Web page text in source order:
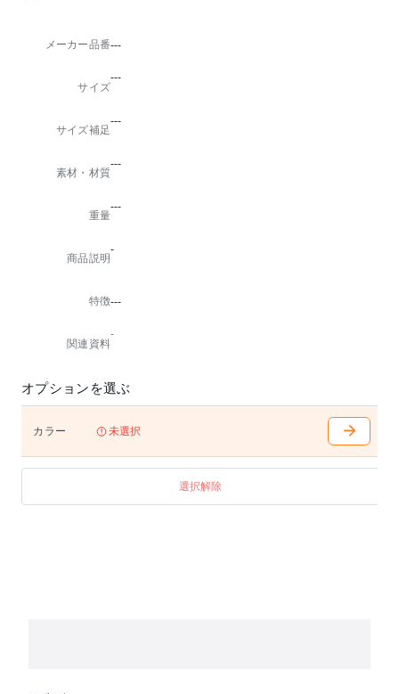
メーカー品番---
サイズ
---
サイズ補足
---
素材・材質
---
重量
---
商品説明
-
特徴---
関連資料
-
オプションを選ぶ
カラー 未選択
選択解除